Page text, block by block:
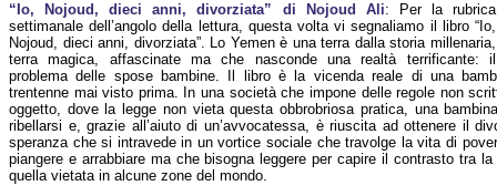
“Io, Nojoud, dieci anni, divorziata” di Nojoud Ali: Per la rubrica
settimanale dell’angolo della lettura, questa volta vi segnaliamo il libro “Io,
Nojoud, dieci anni, divorziata”. Lo Yemen è una terra dalla storia millenaria,
terra magica, affascinate ma che nasconde una realtà terrificante: il
problema delle spose bambine. Il libro è la vicenda reale di una
trentenne mai visto prima. In una società che impone delle regole non
oggetto, dove la legge non vieta questa obbrobriosa pratica, una
ribellarsi e, grazie all’aiuto di un’avvocatessa, è riuscita ad ottenere il
speranza che si intravede in un vortice sociale che travolge la vita di
piangere e arrabbiare ma che bisogna leggere per capire il contrasto tra
quella vietata in alcune zone del mondo.